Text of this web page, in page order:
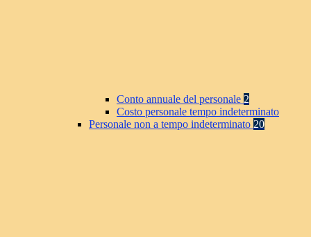
Conto annuale del personale 2
Costo personale tempo indeterminato
Personale non a tempo indeterminato 20